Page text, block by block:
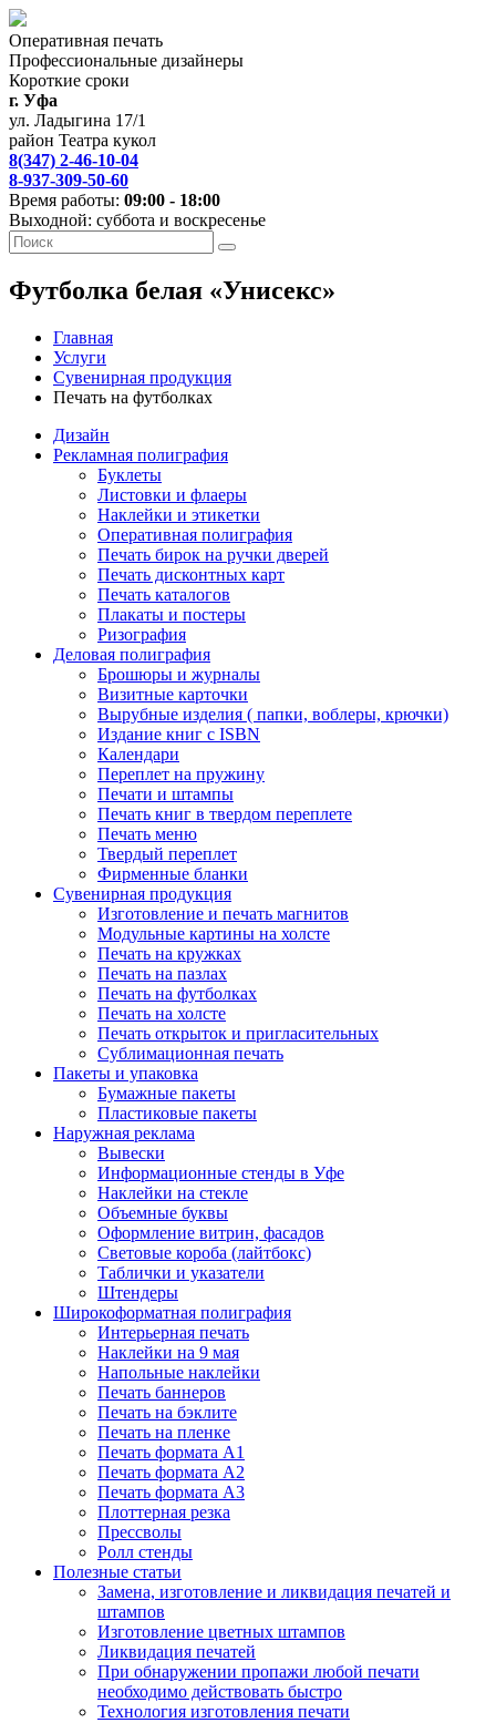
Оперативная печать
Профессиональные дизайнеры
Короткие сроки
г. Уфа
ул. Ладыгина 17/1
район Театра кукол
8(347) 2-46-10-04
8-937-309-50-60
Время работы: 09:00 - 18:00
Выходной: суббота и воскресенье
Футболка белая «Унисекс»
Главная
Услуги
Сувенирная продукция
Печать на футболках
Дизайн
Рекламная полиграфия
Буклеты
Листовки и флаеры
Наклейки и этикетки
Оперативная полиграфия
Печать бирок на ручки дверей
Печать дисконтных карт
Печать каталогов
Плакаты и постеры
Ризография
Деловая полиграфия
Брошюры и журналы
Визитные карточки
Вырубные изделия ( папки, воблеры, крючки)
Издание книг с ISBN
Календари
Переплет на пружину
Печати и штампы
Печать книг в твердом переплете
Печать меню
Твердый переплет
Фирменные бланки
Сувенирная продукция
Изготовление и печать магнитов
Модульные картины на холсте
Печать на кружках
Печать на пазлах
Печать на футболках
Печать на холсте
Печать открыток и пригласительных
Сублимационная печать
Пакеты и упаковка
Бумажные пакеты
Пластиковые пакеты
Наружная реклама
Вывески
Информационные стенды в Уфе
Наклейки на стекле
Объемные буквы
Оформление витрин, фасадов
Световые короба (лайтбокс)
Таблички и указатели
Штендеры
Широкоформатная полиграфия
Интерьерная печать
Наклейки на 9 мая
Напольные наклейки
Печать баннеров
Печать на бэклите
Печать на пленке
Печать формата А1
Печать формата А2
Печать формата А3
Плоттерная резка
Прессволы
Ролл стенды
Полезные статьи
Замена, изготовление и ликвидация печатей и
штампов
Изготовление цветных штампов
Ликвидация печатей
При обнаружении пропажи любой печати
необходимо действовать быстро
Технология изготовления печати